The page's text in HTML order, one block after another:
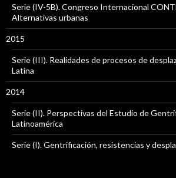
Serie (IV-5B). Congreso Internacional
Alternativas urbanas
2015
Serie (III). Realidades de procesos de
Latina
2014
Serie (II). Perspectivas del Estudio de
Latinoamérica
Serie (I). Gentrificación, resistencias y